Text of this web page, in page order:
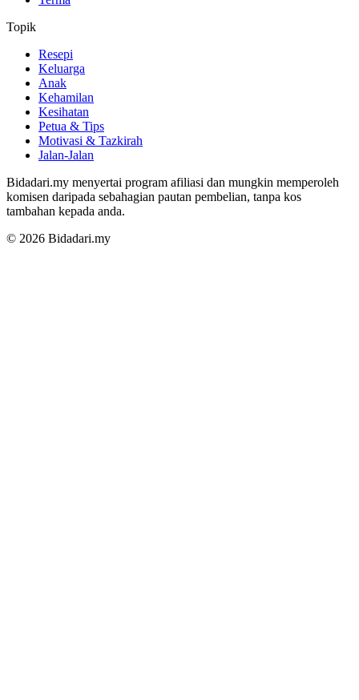
Topik
Resepi
Keluarga
Anak
Kehamilan
Kesihatan
Petua & Tips
Motivasi & Tazkirah
Jalan-Jalan
Bidadari.my menyertai program afiliasi dan mungkin memperoleh
komisen daripada sebahagian pautan pembelian, tanpa kos
tambahan kepada anda.
© 2026 Bidadari.my